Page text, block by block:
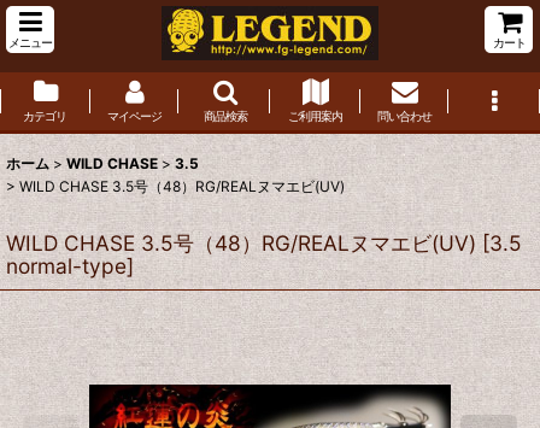
メニュー カート
カテゴリ マイページ 商品検索 ご利用案内 問い合わせ
ホーム > WILD CHASE > 3.5
> WILD CHASE 3.5号（48）RG/REALヌマエビ(UV)
WILD CHASE 3.5号（48）RG/REALヌマエビ(UV) [3.5
normal-type]